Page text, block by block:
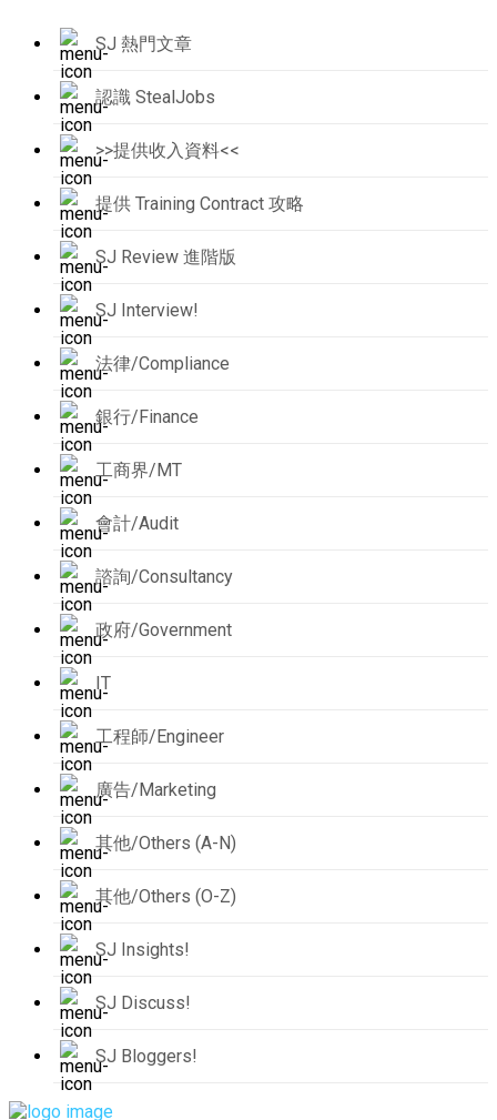
SJ 熱門文章
認識 StealJobs
>>提供收入資料<<
提供 Training Contract 攻略
SJ Review 進階版
SJ Interview!
法律/Compliance
銀行/Finance
工商界/MT
會計/Audit
諮詢/Consultancy
政府/Government
IT
工程師/Engineer
廣告/Marketing
其他/Others (A-N)
其他/Others (O-Z)
SJ Insights!
SJ Discuss!
SJ Bloggers!